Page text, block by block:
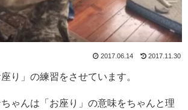
2017.06.14 2017.11.30
り」の練習をさせています。
ゃんは「お座り」の意味をちゃんと理